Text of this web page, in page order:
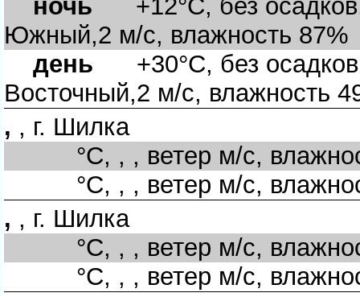
ночь +12°C, без
Южный,2 м/с, влажность 87%
день +30°C, без
осточный,2 м/с, влажность
, , г. Шилка
°C, , , ветер м/с,
°C, , , ветер м/с,
, , г. Шилка
°C, , , ветер м/с,
°C, , , ветер м/с,